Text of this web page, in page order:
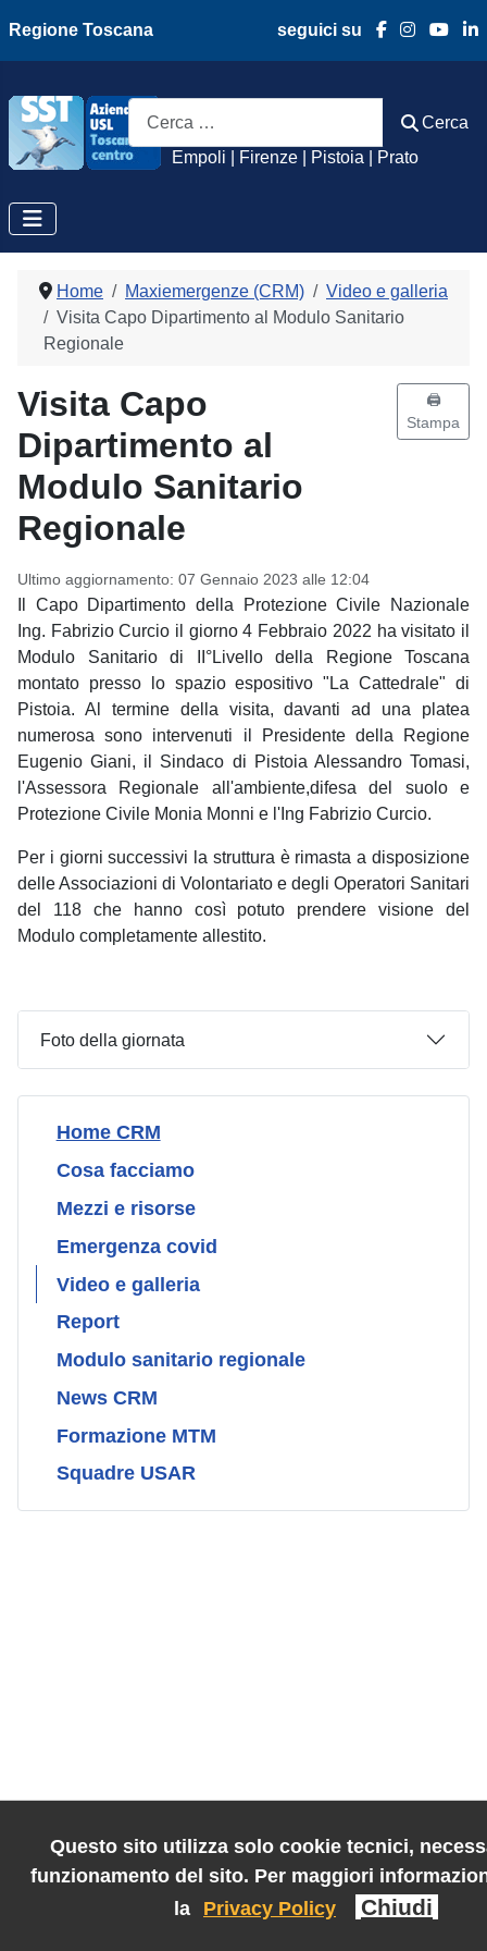
Regione Toscana seguici su
Azienda Usl
Empoli | Firenze | Pistoia | Prato
Cerca
Cerca
Home CRM
Cosa facciamo
Mezzi e risorse
Emergenza covid
Video e galleria
Report
Modulo sanitario regionale
News CRM
Formazione MTM
Squadre USAR
Home Maxiemergenze (CRM)
Video e galleria
Visita Capo Dipartimento al Modulo Sanitario
Regionale
Visita Capo
Dipartimento al
Modulo Sanitario
Regionale
Ultimo aggiornamento: 07 Gennaio 2023 alle 12:04
🖨️
Stampa
Il Capo Dipartimento della Protezione Civile Nazionale
Ing. Fabrizio Curcio il giorno 4 Febbraio 2022 ha visitato il
Modulo Sanitario di II°Livello della Regione Toscana
montato presso lo spazio espositivo "La Cattedrale" di
Pistoia. Al termine della visita, davanti ad una platea
numerosa sono intervenuti il Presidente della Regione
Eugenio Giani, il Sindaco di Pistoia Alessandro Tomasi,
l'Assessora Regionale all'ambiente,difesa del suolo e
Protezione Civile Monia Monni e l'Ing Fabrizio Curcio.
Per i giorni successivi la struttura è rimasta a disposizione
delle Associazioni di Volontariato e degli Operatori Sanitari
del 118 che hanno così potuto prendere visione del
Modulo completamente allestito.
Foto della giornata
Questo sito utilizza solo cookie tecnici,
funzionamento del sito. Per maggiori
la
Privacy Policy Chiudi